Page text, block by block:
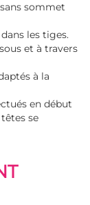
sommet
les tiges.
et à travers
à la
en début
se